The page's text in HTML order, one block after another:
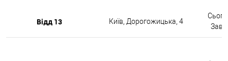
Відд 13 Київ, Дорогожицька, 4